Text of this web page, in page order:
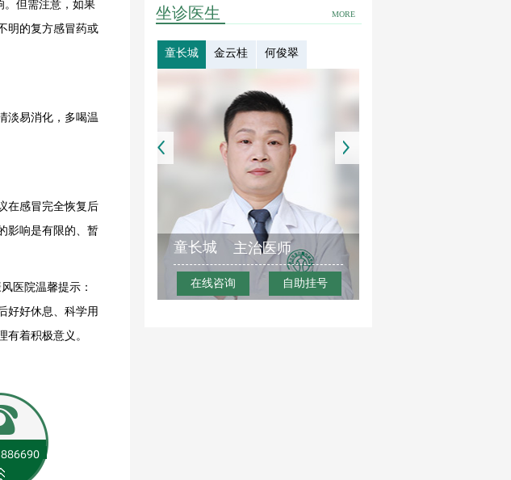
但需注意，如果
明的复方感冒药或
淡易消化，多喝温
在感冒完全恢复后
影响是有限的、暂
医院温馨提示：
好好休息、科学用
着积极意义。
MORE
坐诊医生
童长城 金云桂 何俊翠
童长城 主治医师
在线咨询 自助挂号